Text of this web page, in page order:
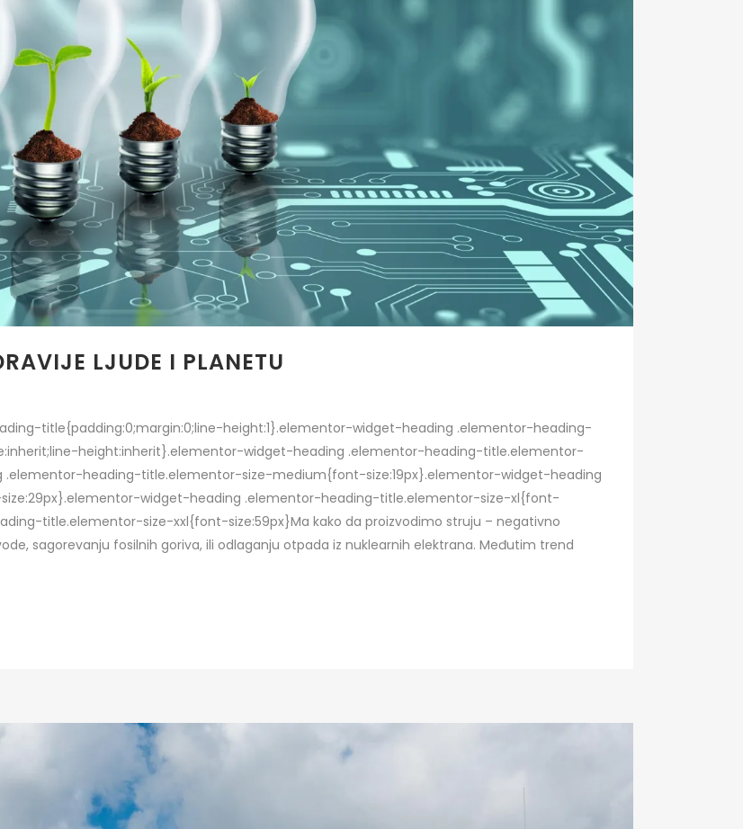
LJUDE I PLANETU
title{padding:0;margin:0;line-height:1}.elementor-widget-heading .elementor-heading-
height:inherit}.elementor-widget-heading .elementor-heading-title.elementor-
.elementor-heading-title.elementor-size-medium{font-size:19px}.elementor-widget-heading
widget-heading .elementor-heading-title.elementor-size-xl{font-
title.elementor-size-xxl{font-size:59px}Ma kako da proizvodimo struju – negativno
sagorevanju fosilnih goriva, ili odlaganju otpada iz nuklearnih elektrana. Međutim trend